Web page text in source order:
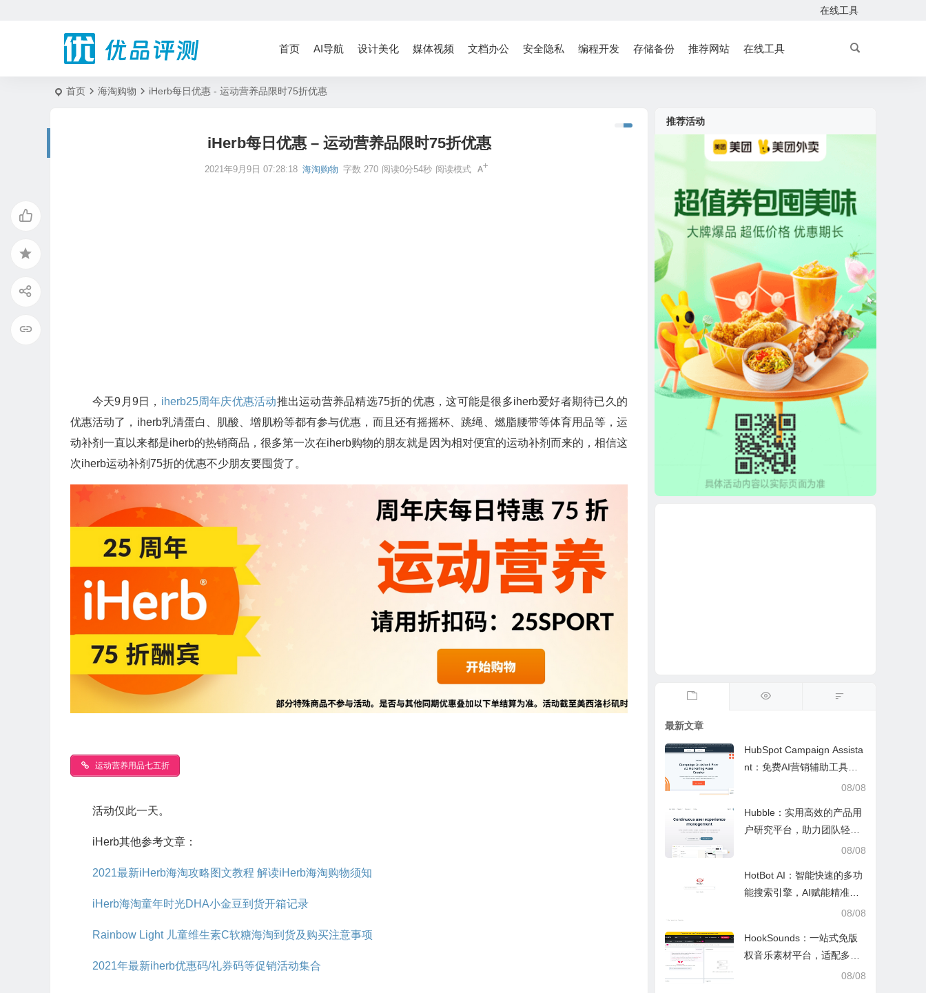
在线工具
首页 AI导航 设计美化 媒体视频 文档办公 安全隐私 编程开发 存储备份 推荐网站 在线工具
首页 海淘购物 iHerb每日优惠 - 运动营养品限时75折优惠
iHerb每日优惠 – 运动营养品限时75折优惠
2021年9月9日 07:28:18 海淘购物 字数 270 阅读0分54秒 阅读模式
今天9月9日， iherb25周年庆优惠活动推出运动营养品精选75折的优惠，这可能是很多iherb爱好者期待已久的
优惠活动了，iherb乳清蛋白、肌酸、增肌粉等都有参与优惠，而且还有摇摇杯、跳绳、燃脂腰带等体育用品等，运
动补剂一直以来都是iherb的热销商品，很多第一次在iherb购物的朋友就是因为相对便宜的运动补剂而来的，相信这
次iherb运动补剂75折的优惠不少朋友要囤货了。
运动营养用品七五折
活动仅此一天。
iHerb其他参考文章：
2021最新iHerb海淘攻略图文教程 解读iHerb海淘购物须知
iHerb海淘童年时光DHA小金豆到货开箱记录
Rainbow Light 儿童维生素C软糖海淘到货及购买注意事项
2021年最新iherb优惠码/礼券码等促销活动集合
推荐活动
最新文章
HubSpot Campaign Assista
nt：免费AI营销辅助工具，
快速写文案提效优化营销工
08/08
Hubble：实用高效的产品用
户研究平台，助力团队轻松
08/08
HotBot AI：智能快速的多功
能搜索引擎，AI赋能精准检
08/08
HookSounds：一站式免版
权音乐素材平台，适配多场
08/08